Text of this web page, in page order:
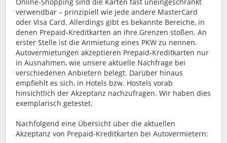
Online-Shopping sind die Karten fast uneingeschränkt
verwendbar – prinzipiell wie jede andere MasterCard
oder Visa Card. Allerdings gibt es bekannte Bereiche, in
denen Prepaid-Kreditkarten an ihre Grenzen stoßen. An
erster Stelle ist die Anmietung eines PKW zu nennen.
Autovermietungen akzeptieren Prepaid-Kreditkarten nur
in Ausnahmen, wie unsere aktuelle Nachfrage bei
verschiedenen Anbietern belegt. Darüber hinaus
empfiehlt es sich, in Hotels bzw. Hostels vorab
hinsichtlich der Akzeptanz nachzufragen. Wir haben dies
exemplarisch getestet.
Nachfolgend eine Übersicht über die aktuellen
Akzeptanz von Prepaid-Kreditkarten bei Autovermietern: